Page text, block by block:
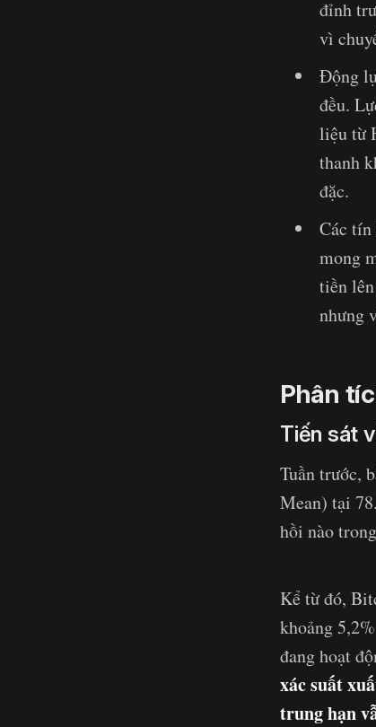
đỉnh
vì
Động
đều.
liệu từ
thanh
đặc.
Các
mong
tiền
nhưng
Phân
Tiến sát
Tuần trước,
Mean) tại
hồi nào
Kể từ đó,
khoảng
đang hoạt
xác suất
trung hạn